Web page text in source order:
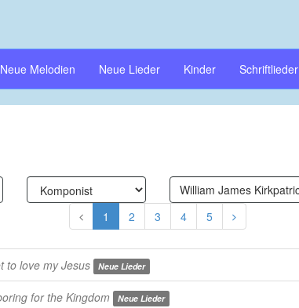
Neue Melodien Neue Lieder Kinder Schriftlieder
1 2 3 4 5
to love my Jesus Neue Lieder
for the Kingdom Neue Lieder